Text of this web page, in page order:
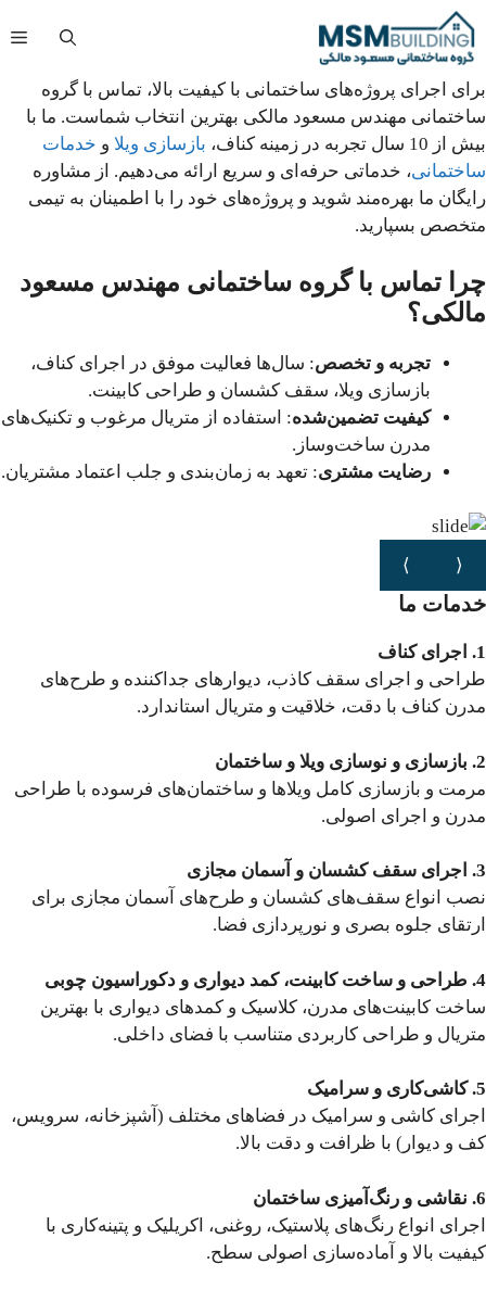
رفتن
محتوا
برای اجرای پروژه‌های ساختمانی با کیفیت بالا، تماس با گروه
ساختمانی مهندس مسعود مالکی بهترین انتخاب شماست. ما با
بیش از 10 سال تجربه در زمینه کناف،
بازسازی ویلا و خدمات
ساختمانی، خدماتی حرفه‌ای و سریع ارائه می‌دهیم. از مشاوره
رایگان ما بهره‌مند شوید و پروژه‌های خود را با اطمینان به تیمی
متخصص بسپارید.
چرا تماس با گروه ساختمانی مهندس مسعود
مالکی؟
تجربه و تخصص: سال‌ها فعالیت موفق در اجرای کناف،
بازسازی ویلا، سقف کشسان و طراحی کابینت.
کیفیت تضمین‌شده: استفاده از متریال مرغوب و تکنیک‌های
مدرن ساخت‌وساز.
رضایت مشتری: تعهد به زمان‌بندی و جلب اعتماد مشتریان.
⟨
⟩
خدمات ما
1. اجرای کناف
طراحی و اجرای سقف کاذب، دیوارهای جداکننده و طرح‌های
مدرن کناف با دقت، خلاقیت و متریال استاندارد.
2. بازسازی و نوسازی ویلا و ساختمان
مرمت و بازسازی کامل ویلاها و ساختمان‌های فرسوده با طراحی
مدرن و اجرای اصولی.
3. اجرای سقف کشسان و آسمان مجازی
نصب انواع سقف‌های کشسان و طرح‌های آسمان مجازی برای
ارتقای جلوه‌ بصری و نورپردازی فضا.
4. طراحی و ساخت کابینت، کمد دیواری و دکوراسیون چوبی
ساخت کابینت‌های مدرن، کلاسیک و کمدهای دیواری با بهترین
متریال و طراحی کاربردی متناسب با فضای داخلی.
5. کاشی‌کاری و سرامیک
اجرای کاشی و سرامیک در فضاهای مختلف (آشپزخانه، سرویس،
کف و دیوار) با ظرافت و دقت بالا.
6. نقاشی و رنگ‌آمیزی ساختمان
اجرای انواع رنگ‌های پلاستیک، روغنی، اکریلیک و پتینه‌کاری با
کیفیت بالا و آماده‌سازی اصولی سطح.